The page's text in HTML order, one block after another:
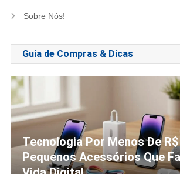
Sobre Nós!
Guia de Compras & Dicas
Tecnologia Por Menos De R$ 50,00:
Pequenos Acessórios Que